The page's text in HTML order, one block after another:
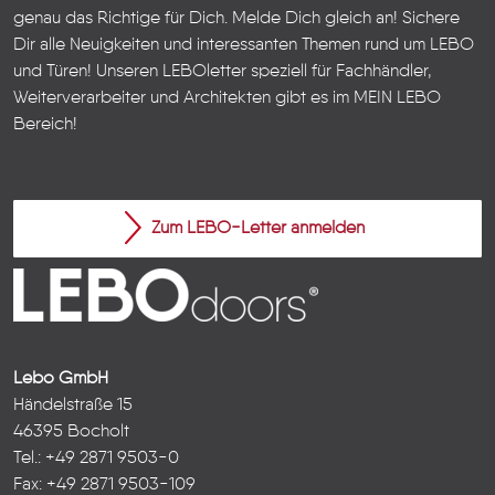
genau das Richtige für Dich. Melde Dich gleich an! Sichere
Dir alle Neuigkeiten und interessanten Themen rund um LEBO
und Türen! Unseren LEBOletter speziell für Fachhändler,
Weiterverarbeiter und Architekten gibt es im MEIN LEBO
Bereich!
Zum LEBO-Letter anmelden
Lebo GmbH
Händelstraße 15
46395 Bocholt
Tel.: +49 2871 9503-0
Fax: +49 2871 9503-109